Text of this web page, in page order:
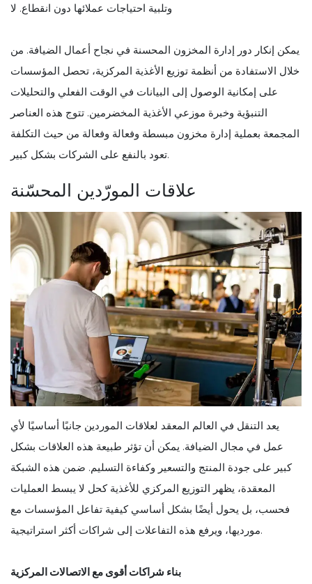
وتلبية احتياجات عملائها دون انقطاع. لا
يمكن إنكار دور إدارة المخزون المحسنة في نجاح أعمال الضيافة. من
خلال الاستفادة من أنظمة توزيع الأغذية المركزية، تحصل المؤسسات
على إمكانية الوصول إلى البيانات في الوقت الفعلي والتحليلات
التنبؤية وخبرة موزعي الأغذية المخضرمين. تتوج هذه العناصر
المجمعة بعملية إدارة مخزون مبسطة وفعالة وفعالة من حيث التكلفة
تعود بالنفع على الشركات بشكل كبير.
علاقات المورّدين المحسّنة
يعد التنقل في العالم المعقد لعلاقات الموردين جانبًا أساسيًا لأي
عمل في مجال الضيافة. يمكن أن تؤثر طبيعة هذه العلاقات بشكل
كبير على جودة المنتج والتسعير وكفاءة التسليم. ضمن هذه الشبكة
المعقدة، يظهر التوزيع المركزي للأغذية كحل لا يبسط العمليات
فحسب، بل يحول أيضًا بشكل أساسي كيفية تفاعل المؤسسات مع
مورديها، ويرفع هذه التفاعلات إلى شراكات أكثر استراتيجية.
بناء شراكات أقوى مع الاتصالات المركزية